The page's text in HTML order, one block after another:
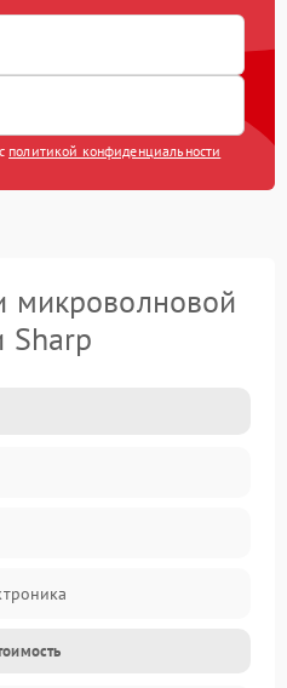
политикой конфиденциальности
микроволновой
Sharp